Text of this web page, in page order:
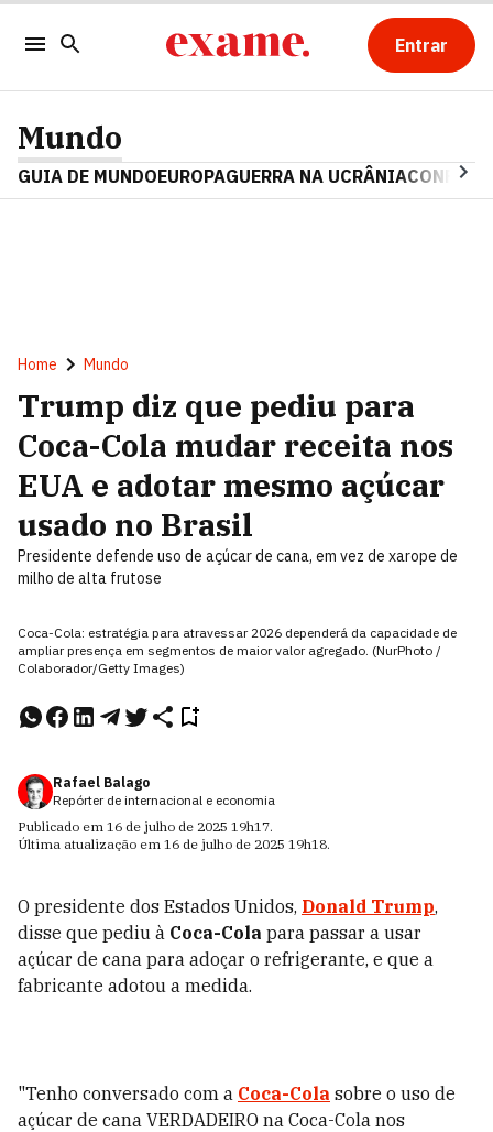
Entrar
Mundo
GUIA DE MUNDOEUROPAGUERRA NA UCRÂNIA
Home Mundo
Trump diz que pediu para
Coca-Cola mudar receita nos
EUA e adotar mesmo açúcar
usado no Brasil
Presidente defende uso de açúcar de cana, em vez de xarope de
milho de alta frutose
Coca-Cola: estratégia para atravessar 2026 dependerá da capacidade de
ampliar presença em segmentos de maior valor agregado. (NurPhoto /
Colaborador/Getty Images)
Rafael Balago
Repórter de internacional e economia
Publicado em 16 de julho de 2025 19h17.
Última atualização em 16 de julho de 2025 19h18.
O presidente dos Estados Unidos, Donald Trump,
disse que pediu à Coca-Cola para passar a usar
açúcar de cana para adoçar o refrigerante, e que a
fabricante adotou a medida.
"Tenho conversado com a Coca-Cola sobre o uso de
açúcar de cana VERDADEIRO na Coca-Cola nos